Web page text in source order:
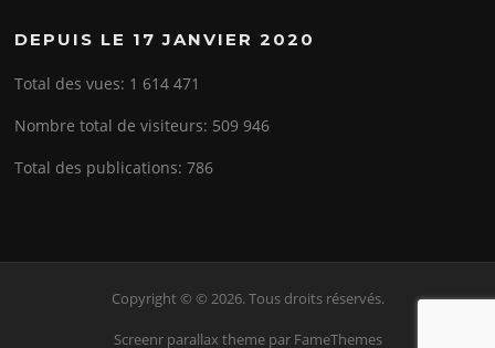
DEPUIS LE 17 JANVIER 2020
Total des vues: 1 614 471
Nombre total de visiteurs: 509 946
Total des publications:786
Copyright © © 2026. Tous droits réservés.
Screenr parallax themepar FameThemes